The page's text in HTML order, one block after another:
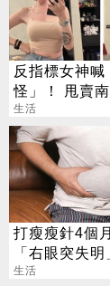
反指標女神喊
怪」！ 甩賣
紅 網笑：謝饒
生活
打瘦瘦針4個
「右眼突失
法恢復
生活